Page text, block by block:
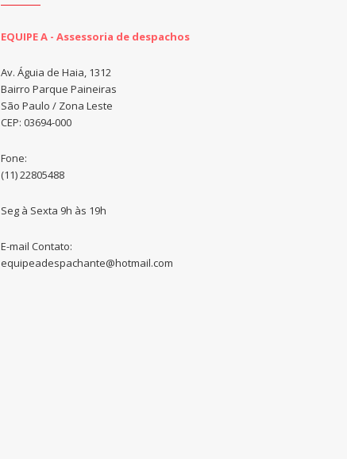
EQUIPE A - Assessoria de despachos
Av. Águia de Haia, 1312
Bairro Parque Paineiras
São Paulo / Zona Leste
CEP: 03694-000
Fone:
(11) 22805488
Seg à Sexta 9h às 19h
E-mail Contato:
equipeadespachante@hotmail.com